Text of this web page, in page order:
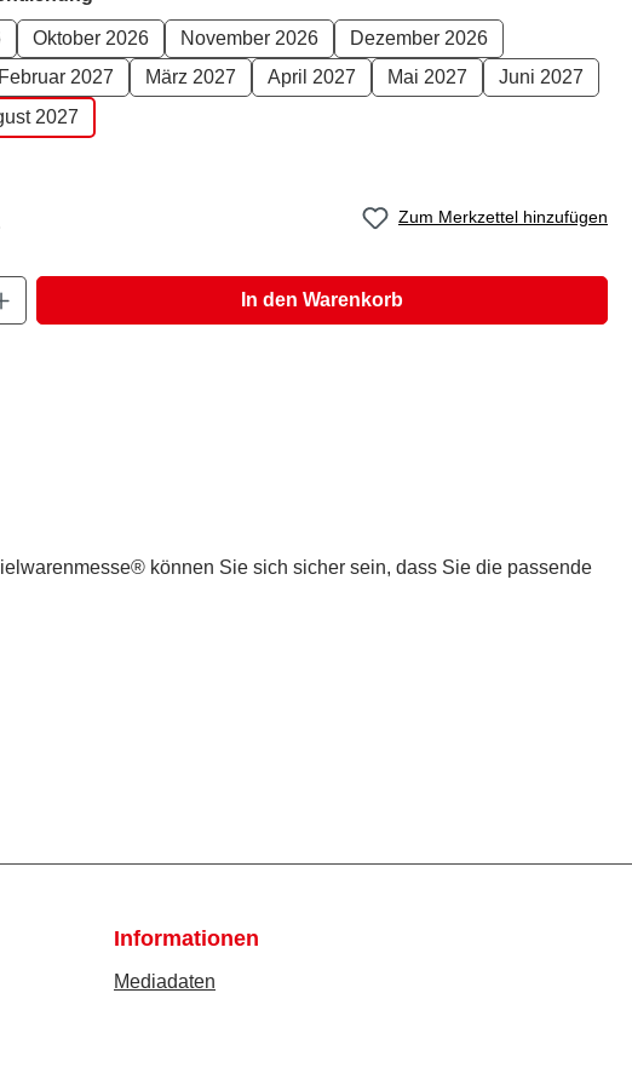
Oktober 2026 November 2026
Dezember 2026
Februar 2027 März 2027 April 2027 Mai 2027
Juni 2027
2027
Zum Merkzettel hinzufügen
In den Warenkorb
können Sie sich sicher sein, dass Sie die passende
Informationen
Mediadaten